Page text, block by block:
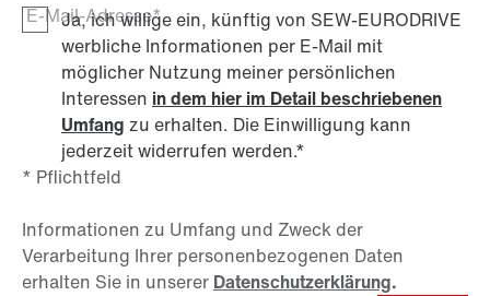
E-Mail-Adresse*
Ja, ich willige ein, künftig von SEW-EURODRIVE
werbliche Informationen per E-Mail mit
möglicher Nutzung meiner persönlichen
Interessen in dem hier im Detail beschriebenen
Umfang zu erhalten. Die Einwilligung kann
jederzeit widerrufen werden.*
* Pflichtfeld
Informationen zu Umfang und Zweck der
Verarbeitung Ihrer personenbezogenen Daten
erhalten Sie in unserer Datenschutzerklärung.